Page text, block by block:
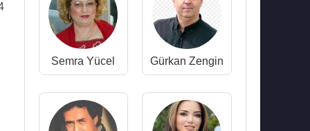
Semra Yücel Gürkan Zengin